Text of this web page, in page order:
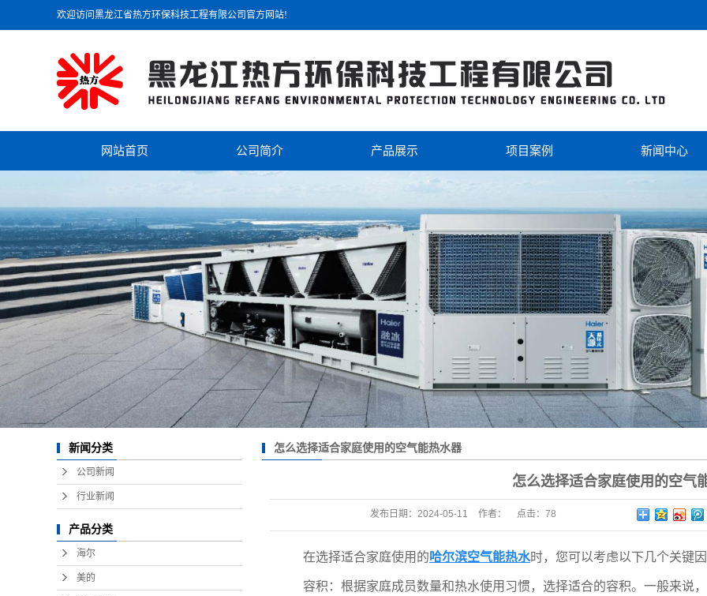
欢迎访问黑龙江省热方环保科技工程有限公司官方网站!
网站首页 公司简介
联系我们
产品展示
美的
芬尼克兹
双级热泵
项目案例
视频中心
新闻中心
行业新闻
新闻分类
公司新闻
行业新闻
产品分类
海尔
美的
怎么选择适合家庭使用的空气能热水器
怎么选择适合家庭使用的空气
发布日期： 2024-05-11 作者： 点击： 78
在选择适合家庭使用的哈尔滨空气能热水时，您可以考虑以下几个关键
容积：根据家庭成员数量和热水使用习惯，选择适合的容积。一般来说